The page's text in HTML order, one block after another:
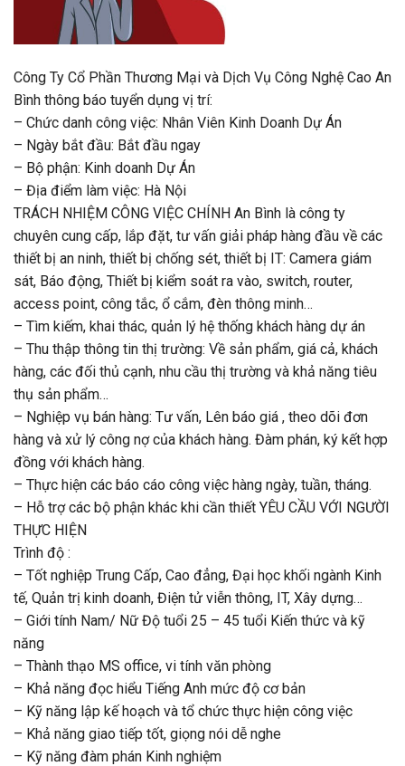
Công Ty Cổ Phần Thương Mại và Dịch Vụ Công Nghệ Cao An
Bình thông báo tuyển dụng vị trí:
– Chức danh công việc: Nhân Viên Kinh Doanh Dự Án
– Ngày bắt đầu: Bắt đầu ngay
– Bộ phận: Kinh doanh Dự Án
– Địa điểm làm việc: Hà Nội
TRÁCH NHIỆM CÔNG VIỆC CHÍNH An Bình là công ty
chuyên cung cấp, lắp đặt, tư vấn giải pháp hàng đầu về các
thiết bị an ninh, thiết bị chống sét, thiết bị IT: Camera giám
sát, Báo động, Thiết bị kiểm soát ra vào, switch, router,
access point, công tắc, ổ cắm, đèn thông minh…
– Tìm kiếm, khai thác, quản lý hệ thống khách hàng dự án
– Thu thập thông tin thị trường: Về sản phẩm, giá cả, khách
hàng, các đối thủ cạnh, nhu cầu thị trường và khả năng tiêu
thụ sản phẩm…
– Nghiệp vụ bán hàng: Tư vấn, Lên báo giá , theo dõi đơn
hàng và xử lý công nợ của khách hàng. Đàm phán, ký kết hợp
đồng với khách hàng.
– Thực hiện các báo cáo công việc hàng ngày, tuần, tháng.
– Hỗ trợ các bộ phận khác khi cần thiết YÊU CẦU VỚI NGƯỜI
THỰC HIỆN
Trình độ :
– Tốt nghiệp Trung Cấp, Cao đẳng, Đại học khối ngành Kinh
tế, Quản trị kinh doanh, Điện tử viễn thông, IT, Xây dựng…
– Giới tính Nam/ Nữ Độ tuổi 25 – 45 tuổi Kiến thức và kỹ
năng
– Thành thạo MS office, vi tính văn phòng
– Khả năng đọc hiểu Tiếng Anh mức độ cơ bản
– Kỹ năng lập kế hoạch và tổ chức thực hiện công việc
– Khả năng giao tiếp tốt, giọng nói dễ nghe
– Kỹ năng đàm phán Kinh nghiệm